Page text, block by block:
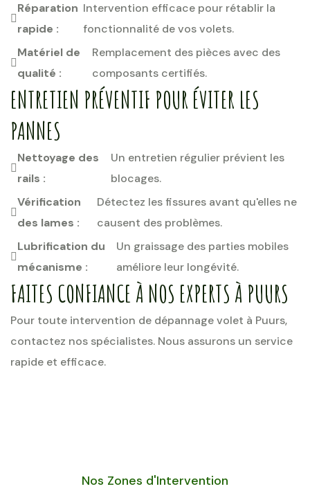
Réparation
rapide :
Intervention efficace pour rétablir la
fonctionnalité de vos volets.
Matériel de
qualité :
Remplacement des pièces avec des
composants certifiés.
ENTRETIEN PRÉVENTIF POUR ÉVITER LES
PANNES
Nettoyage des
rails :
Un entretien régulier prévient les
blocages.
Vérification
des lames :
Détectez les fissures avant qu'elles ne
causent des problèmes.
Lubrification du
mécanisme :
Un graissage des parties mobiles
améliore leur longévité.
FAITES CONFIANCE À NOS EXPERTS À PUURS
Pour toute intervention de dépannage volet à Puurs,
contactez nos spécialistes. Nous assurons un service
rapide et efficace.
Nos Zones d'Intervention